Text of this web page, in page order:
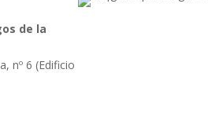
de la
nº 6 (Edificio